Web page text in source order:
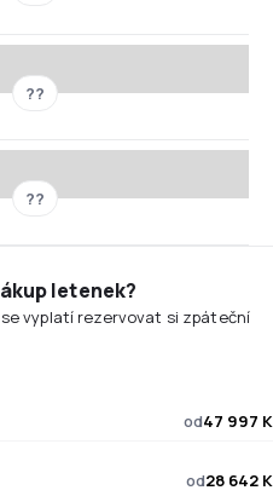
??
??
letenek?
vyplatí rezervovat si zpáteční
od47 997
od28 642